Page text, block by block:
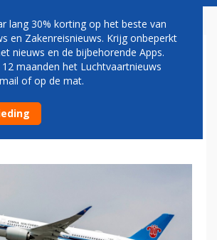
AIRLINES
ALS DEELNEMER
CONFERENCE
lang 30% korting op het beste van
en Zakenreisnieuws. Krijg onbeperkt
nieuws en de bijbehorende Apps.
maanden het Luchtvaartnieuws
of op de mat.